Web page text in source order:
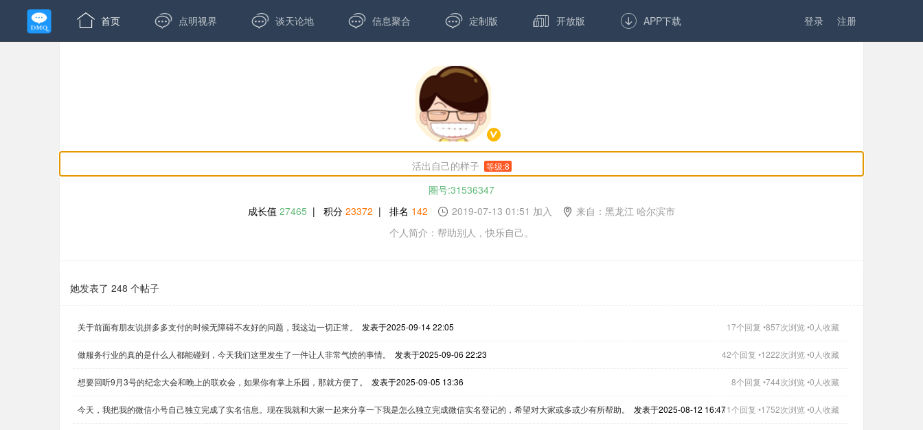
 首页  点明视界  谈天论地  信息聚合  定制版  开放版  APP下载 登录 注册
活出自己的样子 等级:8
圈号:31536347
成长值 27465 | 积分 23372 | 排名 142 2019-07-13 01:51 加入
来自：黑龙江 哈尔滨市
个人简介：帮助别人，快乐自己。
她发表了 248 个帖子
关于前面有朋友说拼多多支付的时候无障碍不友好的问题，我这边一切正常。 发表于2025-09-14 22:05 17个回复 •857次浏览 •0人收藏
做服务行业的真的是什么人都能碰到，今天我们这里发生了一件让人非常气愤的事情。 发表于2025-09-06 22:23 42个回复 •1222次浏览 •0人收藏
想要回听9月3号的纪念大会和晚上的联欢会，如果你有掌上乐园，那就方便了。 发表于2025-09-05 13:36 8个回复 •744次浏览 •0人收藏
今天，我把我的微信小号自己独立完成了实名信息。现在我就和大家一起来分享一下我是怎么独立完成微信实名登记的，希望对大家或多或少有所帮助。 发表于2025-08-12 16:4711个回复 •1752次浏览 •0人收藏